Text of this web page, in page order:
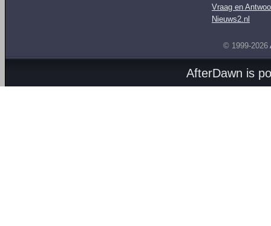
Vraag en
Nieuws2.nl
© 1999-2026
AfterDawn is